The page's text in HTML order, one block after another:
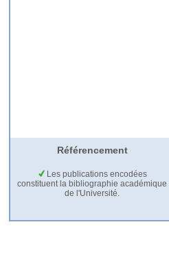
Référencement
Les publications encodées
constituent la bibliographie académique
de l'Université.